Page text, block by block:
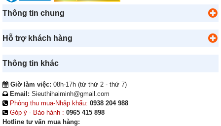
Thông tin chung
Hỗ trợ khách hàng
Thông tin khác
Giờ làm việc: 08h-17h (từ thứ 2 - thứ 7)
Email: Sieuthihaiminh@gmail.com
Phòng thu mua-Nhập khẩu: 0938 204 988
Góp ý - Bảo hành : 0965 415 898
Hotline tư vấn mua hàng: